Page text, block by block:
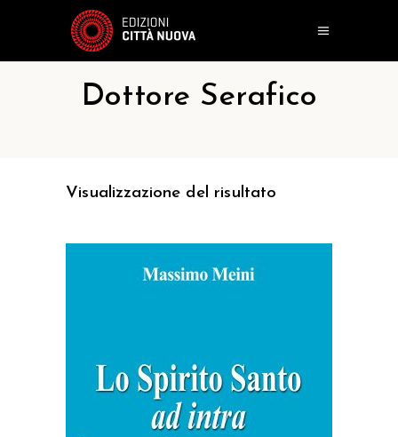
Dottore Serafico
Visualizzazione del risultato